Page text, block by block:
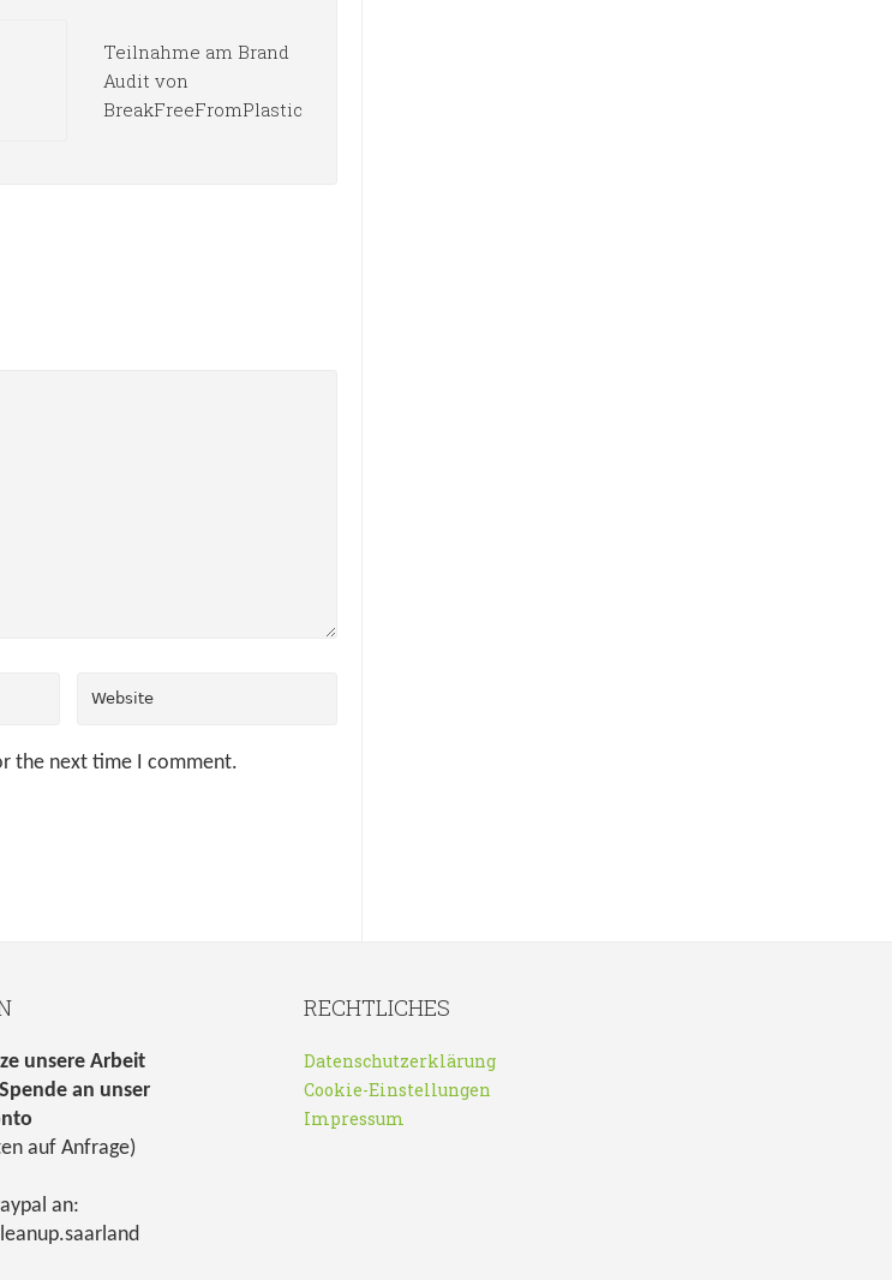
Teilnahme am Brand
Audit von
BreakFreeFromPlastic
the next time I comment.
unsere Arbeit
an unser
auf Anfrage)
an:
RECHTLICHES
Datenschutzerklärung
Cookie-Einstellungen
Impressum